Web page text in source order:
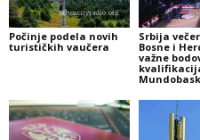
Počinje podela novih
turističkih vaučera
Srbija
Bosne i
važne